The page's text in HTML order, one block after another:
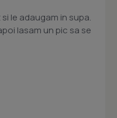
le adaugam in supa.
lasam un pic sa se